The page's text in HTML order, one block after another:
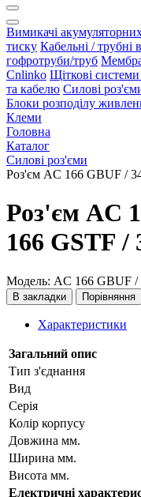
Вимикачі
тиску Кабельні / трубні
гофротруби/труб
Cnlinko Щіткові
та кабелю Силові
Блоки розподілу
Клеми
Головна
Каталог
Силові роз'єми
Роз'єм AC 166 GBUF /
Роз'єм AC
166 GSTF /
Модель: AC 166 GBUF /
В закладки Порівняння
Характеристики
Загальний опис
Тип з'єднання
Вид
Серія
Колір корпусу
Довжина мм.
Ширина мм.
Висота мм.
Електричні